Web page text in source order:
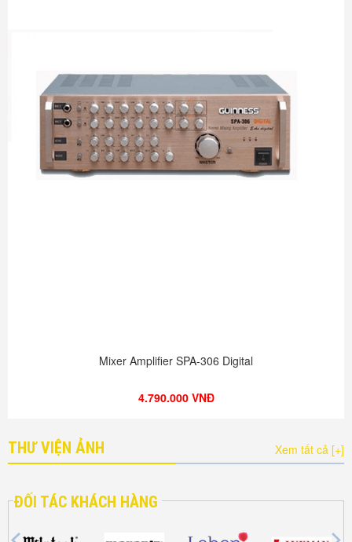
Mixer Amplifier SPA-306 Digital
4.790.000 VNĐ
THƯ VIỆN ẢNH Xem tất cả [+]
ĐỐI TÁC KHÁCH HÀNG